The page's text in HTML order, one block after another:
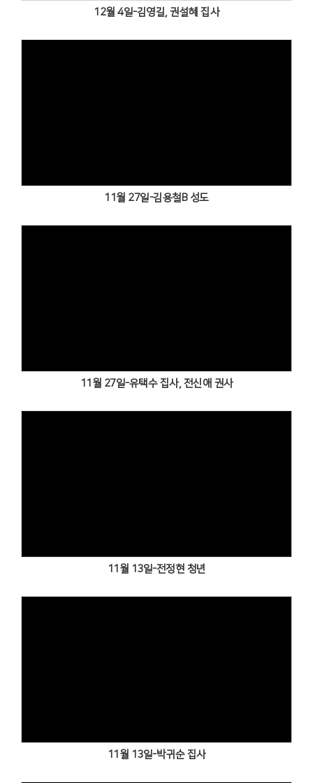
12월 4일-김영길, 권설혜 집사
11월 27일-김용철B 성도
11월 27일-유택수 집사, 전신애 권사
11월 13일-전정현 청년
11월 13일-박귀순 집사